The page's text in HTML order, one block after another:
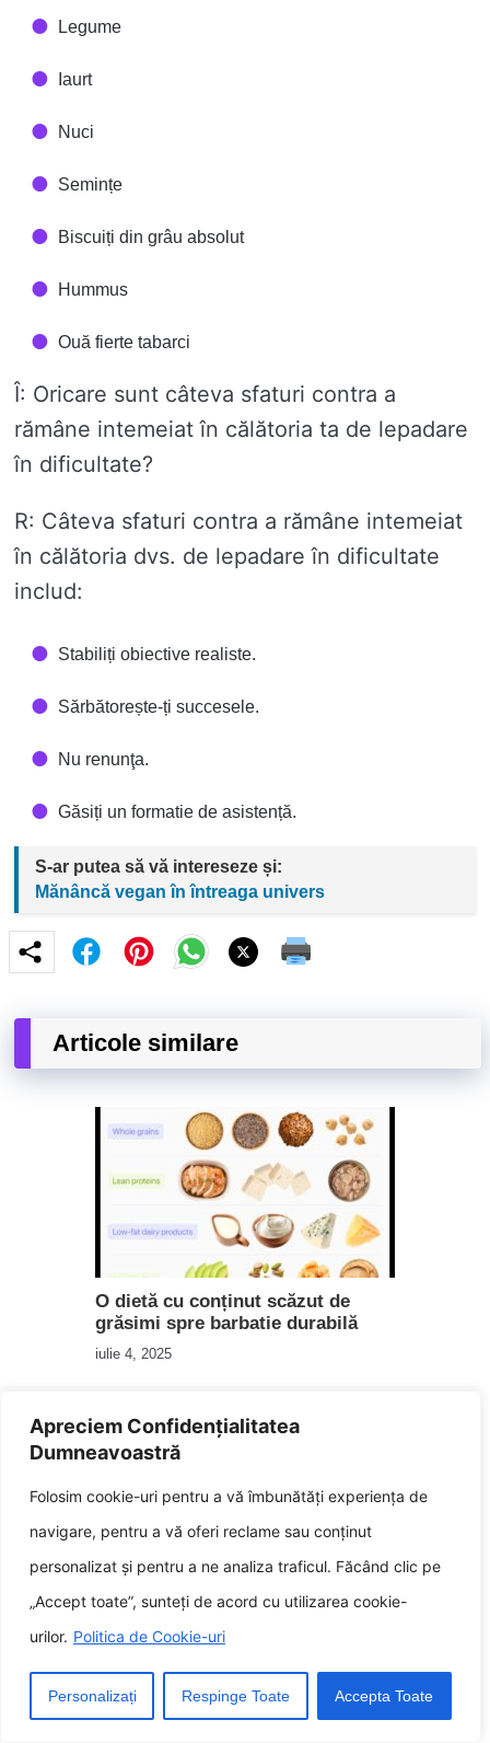
Apreciem Confidențialitatea
Dumneavoastră
Folosim cookie-uri pentru a vă îmbunătăți experiența de
navigare, pentru a vă oferi reclame sau conținut
personalizat și pentru a ne analiza traficul. Făcând clic pe
„Accept toate”, sunteți de acord cu utilizarea cookie-
urilor. Politica de Cookie-uri
Personalizați Respinge Toate Accepta Toate
Legume
Iaurt
Nuci
Semințe
Biscuiți din grâu absolut
Hummus
Ouă fierte tabarci
Î: Oricare sunt câteva sfaturi contra a
rămâne intemeiat în călătoria ta de lepadare
în dificultate?
R: Câteva sfaturi contra a rămâne intemeiat
în călătoria dvs. de lepadare în dificultate
includ:
Stabiliți obiective realiste.
Sărbătorește-ți succesele.
Nu renunţa.
Găsiți un formatie de asistență.
S-ar putea să vă intereseze și:
Mănâncă vegan în întreaga univers
Articole similare
O dietă cu conținut scăzut de
grăsimi spre barbatie durabilă
iulie 4, 2025
Mănâncă vegan în întreaga